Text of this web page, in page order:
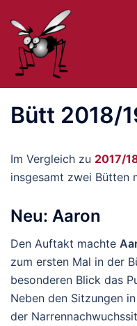
Inhalt
springen
Bütt 2018/
Im Vergleich zu 2017/
insgesamt zwei Bütten
Neu: Aaron
Den Auftakt machte
zum ersten Mal in der
besonderen Blick das
Neben den Sitzungen
der